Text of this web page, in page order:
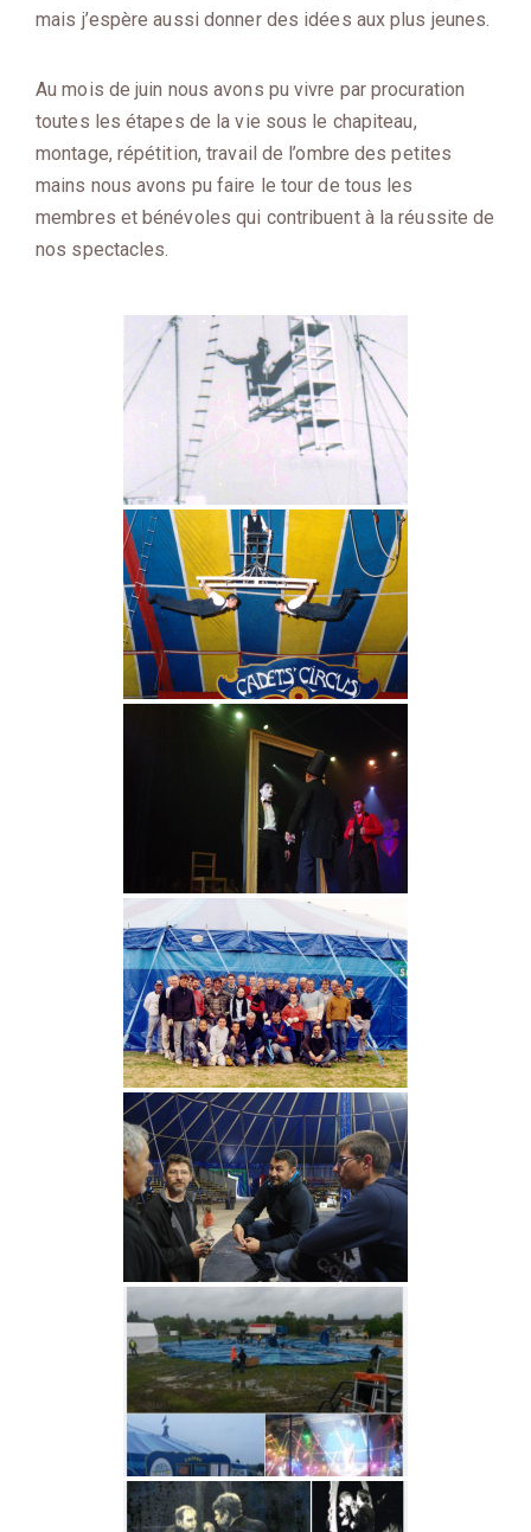
mais j’espère aussi donner des idées aux plus jeunes.
Au mois de juin nous avons pu vivre par procuration
toutes les étapes de la vie sous le chapiteau,
montage, répétition, travail de l’ombre des petites
mains nous avons pu faire le tour de tous les
membres et bénévoles qui contribuent à la réussite de
nos spectacles.